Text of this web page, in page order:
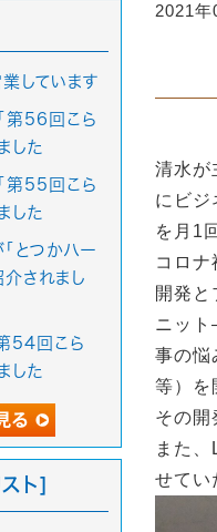
2021
清水が
にビジ
を月1
コロ
開発
ニッ
事の悩
等）を
その開
また
せてい
しています
56回こら
した
55回こら
した
とつかハー
介されまし
54回こら
した
ト]